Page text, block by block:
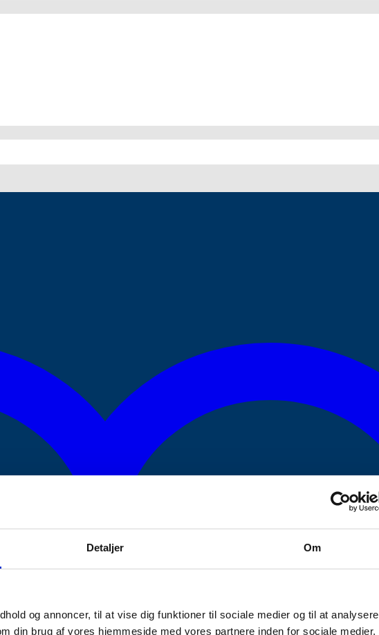
Detaljer Om
og annoncer, til at vise dig funktioner til sociale medier og til at analysere
din brug af vores hjemmeside med vores partnere inden for sociale medier,